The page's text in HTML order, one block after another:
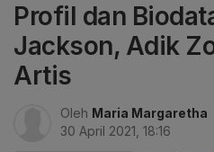
Profil dan
Jackson, Adik
Artis
Oleh Maria Margaretha
30 April 2021, 18:16